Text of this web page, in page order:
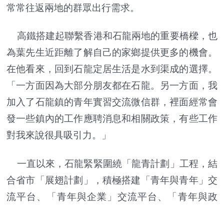
常常往返兩地的群眾出行需求。
高鐵搭建起聯繫香港和石龍兩地的重要橋樑，也
為葉先生近距離了解自己的家鄉提供更多的機會。
在他看來，回到石龍定居生活是水到渠成的選擇。
「一方面因為大部分朋友都在石龍。另一方面，我
加入了石龍鎮的青年實習交流微信群，裡面經常會
發一些鎮內的工作應聘消息和相關政策，有些工作
對我來說很具吸引力。」
一直以來，石龍緊緊圍繞「龍青計劃」工程，結
合省市「展翅計劃」，積極搭建「青年與青年」交
流平台、「青年與企業」交流平台、「青年與政